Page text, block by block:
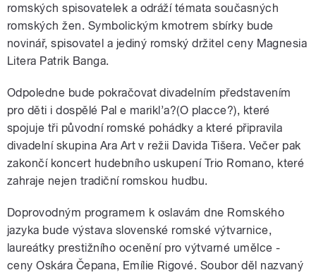
romských spisovatelek a odráží témata současných
romských žen. Symbolickým kmotrem sbírky bude
novinář, spisovatel a jediný romský držitel ceny Magnesia
Litera Patrik Banga.
Odpoledne bude pokračovat divadelním představením
pro děti i dospělé Pal e marikl’a?(O placce?), které
spojuje tři původní romské pohádky a které připravila
divadelní skupina Ara Art v režii Davida Tišera. Večer pak
zakončí koncert hudebního uskupení Trio Romano, které
zahraje nejen tradiční romskou hudbu.
Doprovodným programem k oslavám dne Romského
jazyka bude výstava slovenské romské výtvarnice,
laureátky prestižního ocenění pro výtvarné umělce -
ceny Oskára Čepana, Emílie Rigové. Soubor děl nazvaný